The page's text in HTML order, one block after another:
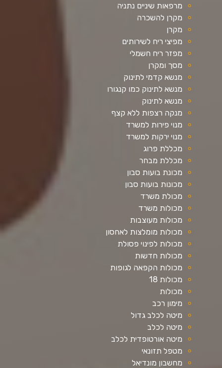
מרפאות שיניים נתניה
מקרן להשכרה
מקרן
מפיצי ריח לשירותים
מפזר ריח חשמלי
מסך ומקרן
מנשא קדמי לתינוק
מנשא לתינוק כמו קנגורו
מנשא לתינוק
מנקה רצפות ללא קצף
מנוי פירות למשרד
מנוי ירקות למשרד
מכללת פרוג
מכללת מבחר
מכונת בועות סבון
מכונות בועות סבון
מכולת משרד
מכולות משרד
מכולות מעוצבות
מכולות מומלצות לאחסון
מכולות לפינוי פסולת
מכולות חדשות
מכולות הקפאה לגופות
מכולות 18
מכולות
מימון רכב
מיטה לכלב גדול
מיטה לכלב
מיטה אורטופדית לכלב
מטפל תזונאי
מחשבון מונדיאל